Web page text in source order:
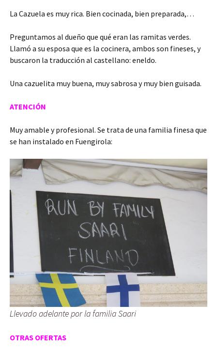
La Cazuela es muy rica. Bien cocinada, bien preparada,…
Preguntamos al dueño que qué eran las ramitas verdes.
Llamó a su esposa que es la cocinera, ambos son fineses, y
buscaron la traducción al castellano: eneldo.
Una cazuelita muy buena, muy sabrosa y muy bien guisada.
ATENCIÓN
Muy amable y profesional. Se trata de una familia finesa que
se han instalado en Fuengirola:
Llevado adelante por la familia Saari
OTRAS OFERTAS